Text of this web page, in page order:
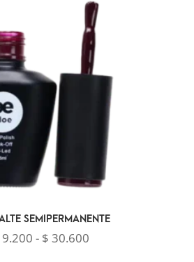
hasta
$ 30.600
SEMIPERMANENTE
- $ 30.600